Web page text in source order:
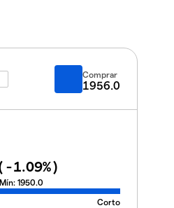
Comprar
1956.0
-1.09%)
Mín: 1950.0
Corto